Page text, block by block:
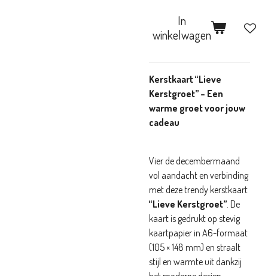
In
winkelwagen
Kerstkaart “Lieve
Kerstgroet” – Een
warme groet voor jouw
cadeau
Vier de decembermaand
vol aandacht en verbinding
met deze trendy kerstkaart
“Lieve Kerstgroet”. De
kaart is gedrukt op stevig
kaartpapier in A6-formaat
(105 × 148 mm) en straalt
stijl en warmte uit dankzij